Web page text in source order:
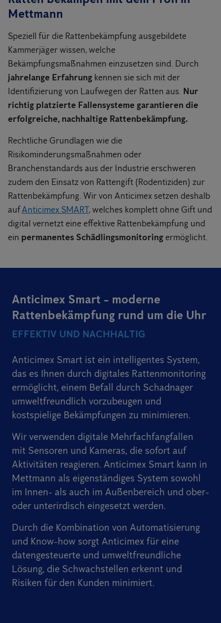
Mettmann
Speziell für die Rattenbekämpfung ausgebildete
Kammerjäger wissen, welche
Bekämpfungsmaßnahmen einzusetzen sind. Durch
jahrelange Erfahrung kennen sie sich mit der
Identifizierung von Laufwegen der Ratten aus. Nur
richtig platzierte Fallensysteme garantieren die
erfolgreiche, nachhaltige Rattenbekämpfung.
Rechtliche Grundlagen wie die
Risikominderungsmaßnahmen oder
Branchenstandards aus der Industrie erschweren
zudem den Einsatz von Rattengift (Rodentiziden) zur
Rattenbekämpfung. Wir von Anticimex setzen deshalb
aufAnticimex SMART, welches komplett ohne Gift und
digital vernetzt eine effektive Rattenbekämpfung und
ein permanentes Schädlingsmonitoring ermöglicht.
Anticimex Smart - moderne
Rattenbekämpfung rund um die Uhr
EFFEKTIV UND NACHHALTIG
Anticimex Smart ist ein intelligentes System,
das es Ihnen durch digitales Rattenmonitoring
ermöglicht, einem Befall durch Schadnager
umweltfreundlich vorzubeugen und
kostspielige Bekämpfungen zu minimieren.
Wir verwenden digitale Mehrfachfangfallen
mit Sensoren und Kameras, die sofort auf
Aktivitäten reagieren. Anticimex Smart kann in
Mettmann als eigenständiges System sowohl
im Innen- als auch im Außenbereich und ober-
oder unterirdisch eingesetzt werden.
Durch die Kombination von Automatisierung
und Know-how sorgt Anticimex für eine
datengesteuerte und umweltfreundliche
Lösung, die Schwachstellen erkennt und
Risiken für den Kunden minimiert.